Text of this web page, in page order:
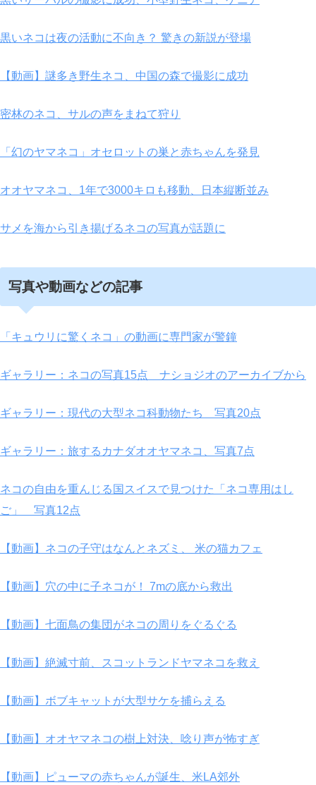
黒いネコは夜の活動に不向き？ 驚きの新説が登場
【動画】謎多き野生ネコ、中国の森で撮影に成功
密林のネコ、サルの声をまねて狩り
「幻のヤマネコ」オセロットの巣と赤ちゃんを発見
オオヤマネコ、1年で3000キロも移動、日本縦断並み
サメを海から引き揚げるネコの写真が話題に
写真や動画などの記事
「キュウリに驚くネコ」の動画に専門家が警鐘
ギャラリー：ネコの写真15点 ナショジオのアーカイブから
ギャラリー：現代の大型ネコ科動物たち 写真20点
ギャラリー：旅するカナダオオヤマネコ、写真7点
ネコの自由を重んじる国スイスで見つけた「ネコ専用はし
ご」 写真12点
【動画】ネコの子守はなんとネズミ、 米の猫カフェ
【動画】穴の中に子ネコが！ 7mの底から救出
【動画】七面鳥の集団がネコの周りをぐるぐる
【動画】絶滅寸前、スコットランドヤマネコを救え
【動画】ボブキャットが大型サケを捕らえる
【動画】オオヤマネコの樹上対決、唸り声が怖すぎ
【動画】ピューマの赤ちゃんが誕生、米LA郊外